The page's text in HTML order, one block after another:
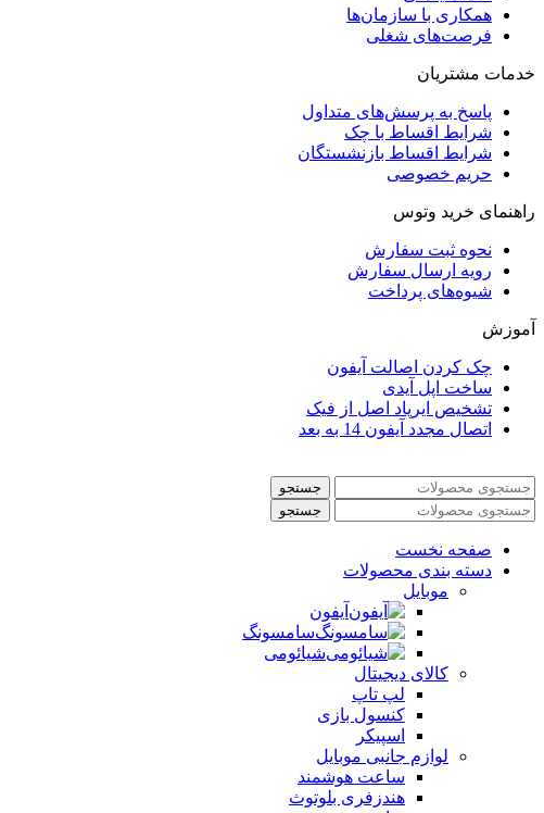
همکاری با سازمان‌ها
فرصت‌های شغلی
خدمات مشتریان
پاسخ به پرسش‌های متداول
شرایط اقساط با چک
شرایط اقساط بازنشستگان
حریم خصوصی
راهنمای خرید وتوس
نحوه ثبت سفارش
رویه ارسال سفارش
شیوه‌های پرداخت
آموزش
چک کردن اصالت آیفون
ساخت اپل آیدی
تشخیص ایرپاد اصل از فیک
اتصال مجدد آیفون 14 به بعد
جستجو
جستجو
صفحه نخست
دسته بندی محصولات
موبایل
آیفون
سامسونگ
شیائومی
کالای دیجیتال
لپ تاپ
کنسول بازی
اسپیکر
لوازم جانبی موبایل
ساعت هوشمند
هندزفری بلوتوث